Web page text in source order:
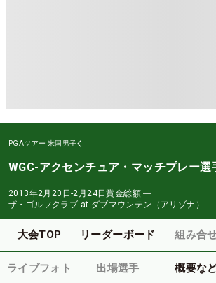
PGAツアー 米国男子
WGC-アクセンチュア・マッチプレー選
2013年2月20日-2月24日賞金総額 ―
ザ・ゴルフクラブ at ダブマウンテン（アリゾナ）
大会TOP リーダーボード 組み合
ライブフォト 出場選手 概要な